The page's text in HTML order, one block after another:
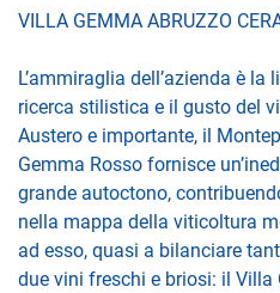
VILLA GEMMA ABRUZZO
L’ammiraglia dell’azienda è
ricerca stilistica e il gusto del
Austero e importante, il
Gemma Rosso fornisce
grande autoctono,
nella mappa della viticoltura
ad esso, quasi a bilanciare
due vini freschi e briosi: il Villa